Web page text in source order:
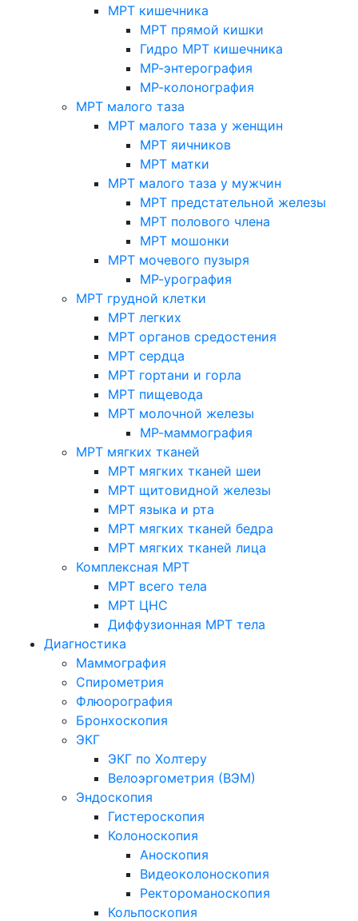
МРТ кишечника
МРТ прямой кишки
Гидро МРТ кишечника
МР-энтерография
МР-колонография
МРТ малого таза
МРТ малого таза у женщин
МРТ яичников
МРТ матки
МРТ малого таза у мужчин
МРТ предстательной железы
МРТ полового члена
МРТ мошонки
МРТ мочевого пузыря
МР-урография
МРТ грудной клетки
МРТ легких
МРТ органов средостения
МРТ сердца
МРТ гортани и горла
МРТ пищевода
МРТ молочной железы
МР-маммография
МРТ мягких тканей
МРТ мягких тканей шеи
МРТ щитовидной железы
МРТ языка и рта
МРТ мягких тканей бедра
МРТ мягких тканей лица
Комплексная МРТ
МРТ всего тела
МРТ ЦНС
Диффузионная МРТ тела
Диагностика
Маммография
Спирометрия
Флюорография
Бронхоскопия
ЭКГ
ЭКГ по Холтеру
Велоэргометрия (ВЭМ)
Эндоскопия
Гистероскопия
Колоноскопия
Аноскопия
Видеоколоноскопия
Ректороманоскопия
Кольпоскопия